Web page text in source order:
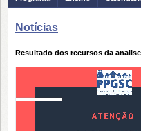
Notícias
Resultado dos recursos da